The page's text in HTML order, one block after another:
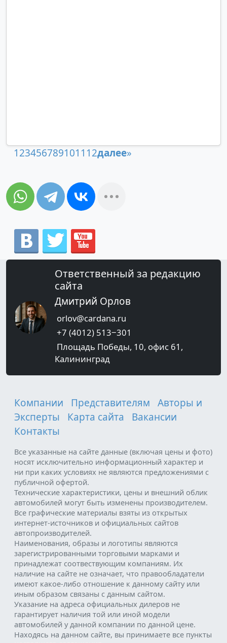
1234567891011 12далее»
Ответственный за редакцию
сайта
Дмитрий Орлов
orlov@cardana.ru
+7 (4012) 513‒301
Площадь Победы, 10, офис 61,
Калининград
Компании Представителям
Авторы и
Эксперты
Карта сайта
Вакансии
Контакты
Все указанные на сайте данные (включая цены и фото)
носят исключительно информационный характер и
ни при каких условиях не являются предложениями с
публичной офертой.
Технические характеристики, цены и внешний облик
автомобилей могут быть изменены производителем.
Все графические материалы взяты из открытых
интернет-источников и официальных сайтов
автопроизводителей.
Наименования, образы и логотипы являются
зарегистрированными торговыми марками и
принадлежат соотвествующим компаниям. Их
наличие на сайте не означает, что правообладатели
имеют какое-либо отношение к данному сайту или
иным образом связаны с данным сайтом.
Указание на адреса официальных дилеров не
гарантирует наличия той или иной модели
автомобилей у данной компании по данной цене.
Находясь на данном сайте, вы принимаете все пункты